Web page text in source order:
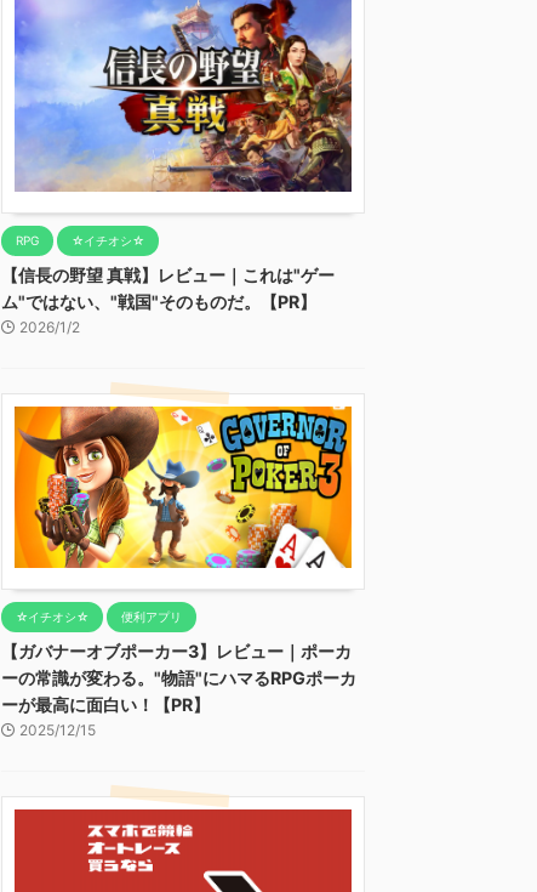
RPG ☆イチオシ☆
【信長の野望 真戦】レビュー｜これは"ゲー
ム"ではない、"戦国"そのものだ。【PR】
2026/1/2
☆イチオシ☆ 便利アプリ
【ガバナーオブポーカー3】レビュー｜ポーカ
ーの常識が変わる。"物語"にハマるRPGポーカ
ーが最高に面白い！【PR】
2025/12/15